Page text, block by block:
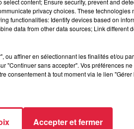
content; Ensure security, prevent and
privacy choices. These technologies
functionalities: Identify devices based on
data from other data sources; Link different
ou affiner en sélectionnant les finalités et/ou
"Continuer sans accepter". Vos préférences
consentement à tout moment via le lien
Accepter et fermer